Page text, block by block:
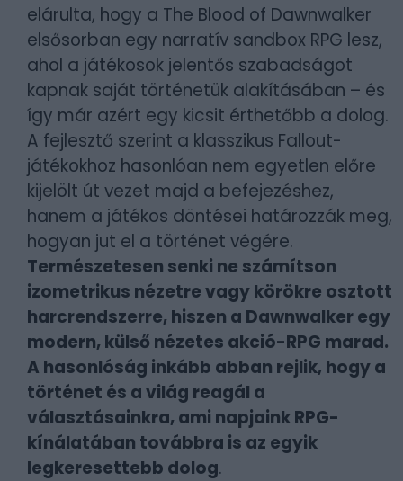
elárulta, hogy a The Blood of Dawnwalker
elsősorban egy narratív sandbox RPG lesz,
ahol a játékosok jelentős szabadságot
kapnak saját történetük alakításában – és
így már azért egy kicsit érthetőbb a dolog.
A fejlesztő szerint a klasszikus Fallout-
játékokhoz hasonlóan nem egyetlen előre
kijelölt út vezet majd a befejezéshez,
hanem a játékos döntései határozzák meg,
hogyan jut el a történet végére.
Természetesen senki ne számítson
izometrikus nézetre vagy körökre osztott
harcrendszerre, hiszen a Dawnwalker egy
modern, külső nézetes akció-RPG marad.
A hasonlóság inkább abban rejlik, hogy a
történet és a világ reagál a
választásainkra, ami napjaink RPG-
kínálatában továbbra is az egyik
legkeresettebb dolog.